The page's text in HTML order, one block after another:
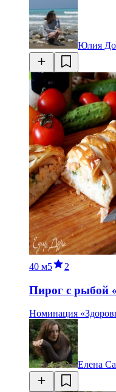
Юлия
40 м5 2
Пирог с рыбой
Номинация
Елена